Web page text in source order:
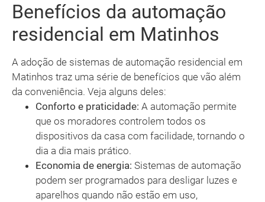
Benefícios da automação
residencial em Matinhos
A adoção de sistemas de automação residencial em
Matinhos traz uma série de benefícios que vão além
da conveniência. Veja alguns deles:
Conforto e praticidade: A automação permite
que os moradores controlem todos os
dispositivos da casa com facilidade, tornando o
dia a dia mais prático.
Economia de energia: Sistemas de automação
podem ser programados para desligar luzes e
aparelhos quando não estão em uso,